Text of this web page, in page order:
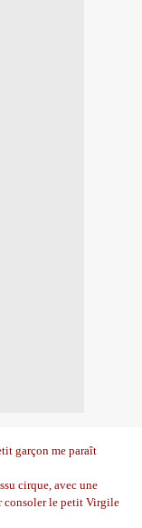
garçon me paraît
cirque, avec une
consoler le petit Virgile